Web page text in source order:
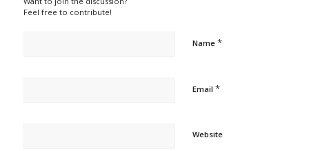
Feel free to contribute!
Name *
Email *
Website